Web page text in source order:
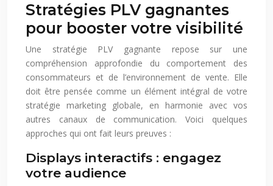
Stratégies PLV gagnantes
pour booster votre visibilité
Une stratégie PLV gagnante repose sur une
compréhension approfondie du comportement des
consommateurs et de l’environnement de vente. Elle
doit être pensée comme un élément intégral de votre
stratégie marketing globale, en harmonie avec vos
autres canaux de communication. Voici quelques
approches qui ont fait leurs preuves :
Displays interactifs : engagez
votre audience